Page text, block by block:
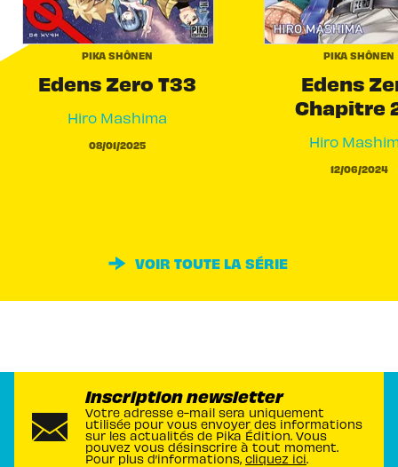
PIKA SHÔNEN
Edens Zero T33
Hiro Mashima
08/01/2025
PIKA SHÔNEN
Edens
Chapitre
Hiro
12/06/2024
VOIR TOUTE LA SÉRIE
Inscription newsletter
Votre adresse e-mail sera uniquement
utilisée pour vous envoyer des informations
sur les actualités de Pika Édition. Vous
pouvez vous désinscrire à tout moment.
Pour plus d’informations, cliquez ici.